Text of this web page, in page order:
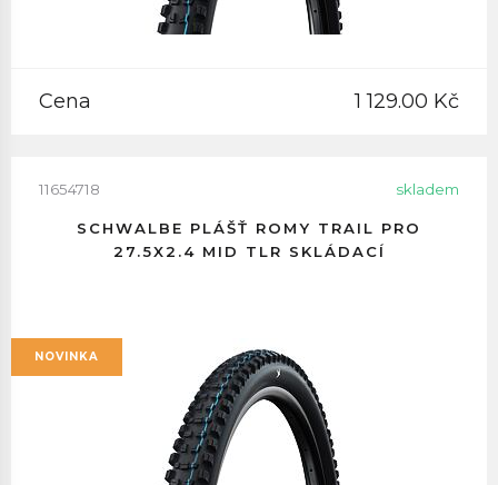
Cena 1 129.00 Kč
11654718 skladem
SCHWALBE PLÁŠŤ ROMY TRAIL PRO
27.5X2.4 MID TLR SKLÁDACÍ
NOVINKA